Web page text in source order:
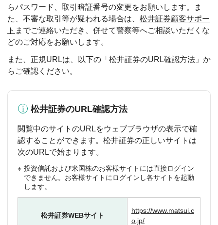
らパスワード、取引暗証番号の変更をお願いします。ま
た、不審な取引等が疑われる場合は、 松井証券顧客サポー
ト までご連絡いただき、併せて警察等へご相談いただくな
どのご対応をお願いします。
また、正規URLは、以下の「松井証券のURL確認方法」か
らご確認ください。
松井証券のURL確認方法
閲覧中のサイトのURLをウェブブラウザの表示で確
認することができます。松井証券の正しいサイトは
次のURLで始まります。
投資信託および米国株のお客様サイトには直接ログイン
できません。お客様サイトにログインし各サイトを起動
します。
松井証券WEBサイト
https://www.matsui.c
o.jp/